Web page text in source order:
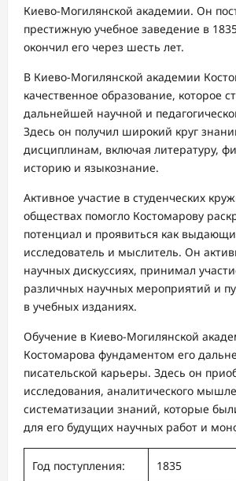
Киево-Могилянской академии. Он
престижную учебное заведение в
окончил его через шесть лет.
В Киево-Могилянской академии
качественное образование, которое
дальнейшей научной и
Здесь он получил широкий круг
дисциплинам, включая литературу,
историю и языкознание.
Активное участие в студенческих
обществах помогло Костомарову
потенциал и проявиться как
исследователь и мыслитель. Он
научных дискуссиях, принимал
различных научных мероприятий и
в учебных изданиях.
Обучение в Киево-Могилянской
Костомарова фундаментом его
писательской карьеры. Здесь он
исследования, аналитического
систематизации знаний, которые
для его будущих научных работ и
Год поступления: 1835